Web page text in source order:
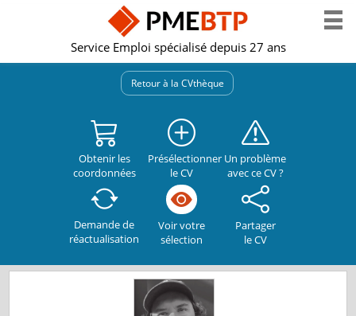
Service Emploi spécialisé depuis 27 ans
Retour à la CVthèque
Obtenir les
coordonnées
Présélectionner
le CV
Un problème
avec ce CV ?
Demande de
réactualisation
Voir votre
sélection
Partager
le CV